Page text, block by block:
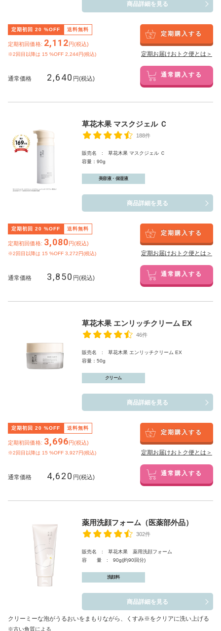
商品詳細を見る
定期初回 20 %OFF 送料無料
定期初回価格: 2,112円(税込)
※2回目以降は 15 %OFF 2,244円(税込)
定期購入する
定期お届けおトク便とは＞
通常価格 2,640 円(税込) 通常購入する
草花木果 マスクジェル Ｃ
188件
販売名 : 草花木果 マスクジェル Ｃ
容量：90g
美容液・保湿液
商品詳細を見る
定期初回 20 %OFF 送料無料
定期初回価格: 3,080円(税込)
※2回目以降は 15 %OFF 3,272円(税込)
定期購入する
定期お届けおトク便とは＞
通常価格 3,850 円(税込) 通常購入する
草花木果 エンリッチクリーム EX
46件
販売名 : 草花木果 エンリッチクリーム EX
容量：50g
クリーム
商品詳細を見る
定期初回 20 %OFF 送料無料
定期初回価格: 3,696円(税込)
※2回目以降は 15 %OFF 3,927円(税込)
定期購入する
定期お届けおトク便とは＞
通常価格 4,620 円(税込) 通常購入する
薬用洗顔フォーム（医薬部外品）
302件
販売名 : 草花木果 薬用洗顔フォーム
容 量 : 90g(約90回分)
洗顔料
商品詳細を見る
クリーミーな泡がうるおいをまもりながら、くすみ※をクリアに洗い上げる
※古い角質による